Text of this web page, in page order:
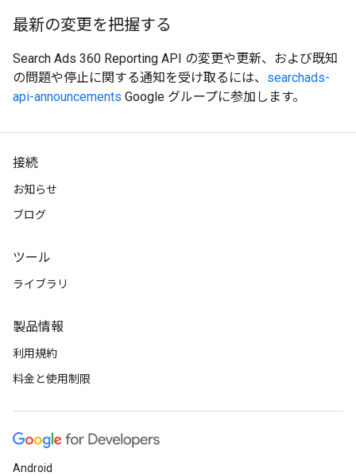
最新の変更を把握する
Search Ads 360 Reporting API の変更や更新、および既知
の問題や停止に関する通知を受け取るには、 searchads-
api-announcements Google グループに参加します。
接続
お知らせ
ブログ
ツール
ライブラリ
製品情報
利用規約
料金と使用制限
Android